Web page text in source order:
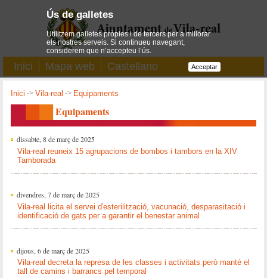
Inici Mapa web Castellano
Inici ->Vila-real -> Equipaments
Equipaments
dissabte, 8 de març de 2025
Vila-real reuneix 15 agrupacions de bombos i tambors en la XIV
Tamborada
divendres, 7 de març de 2025
Vila-real licita el servei d'esterilització, vacunació, desparasitació i
identificació de gats per a garantir el benestar animal
dijous, 6 de març de 2025
Vila-real decreta la represa de les classes i activitats però manté el
tall de camins i barrancs pel temporal
Ús de galletes
Utilitzem galletes pròpies i de tercers per a millorar
els nostres serveis. Si continueu navegant,
considerem que n’accepteu l’ús.
Acceptar